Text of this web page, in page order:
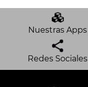
Nuestras Apps
Redes Sociales